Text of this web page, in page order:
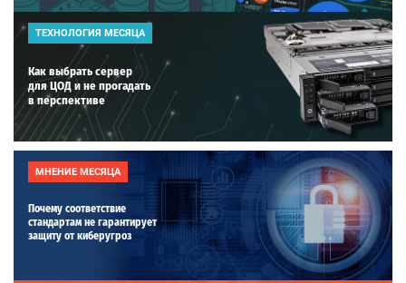
ТЕХНОЛОГИЯ МЕСЯЦА
Как выбрать сервер
для ЦОД и не прогадать
в перспективе
МНЕНИЕ МЕСЯЦА
Почему соответствие
стандартам не гарантирует
защиту от киберугроз